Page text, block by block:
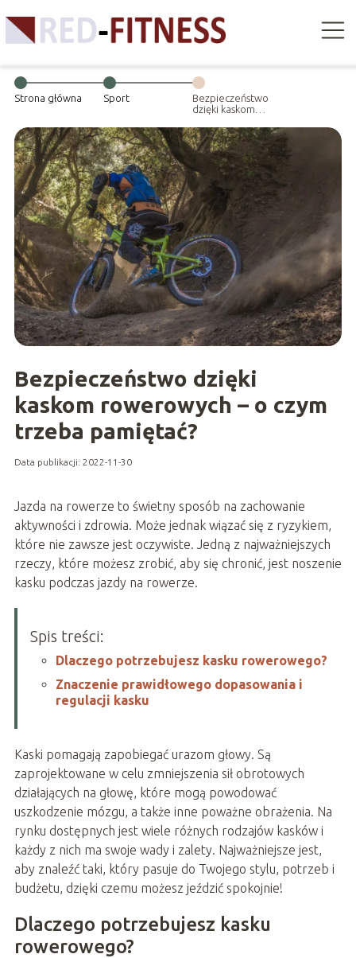
Strona główna Sport
Bezpieczeństwo
dzięki kaskom
czym trzeba
pamiętać?
Bezpieczeństwo dzięki
kaskom rowerowych – o czym
trzeba pamiętać?
Data publikacji: 2022-11-30
Jazda na rowerze to świetny sposób na zachowanie
aktywności i zdrowia. Może jednak wiązać się z ryzykiem,
które nie zawsze jest oczywiste. Jedną z najważniejszych
rzeczy, które możesz zrobić, aby się chronić, jest noszenie
kasku podczas jazdy na rowerze.
Spis treści:
Dlaczego potrzebujesz kasku rowerowego?
Znaczenie prawidłowego dopasowania i
regulacji kasku
Kaski pomagają zapobiegać urazom głowy. Są
zaprojektowane w celu zmniejszenia sił obrotowych
działających na głowę, które mogą powodować
uszkodzenie mózgu, a także inne poważne obrażenia. Na
rynku dostępnych jest wiele różnych rodzajów kasków i
każdy z nich ma swoje wady i zalety. Najważniejsze jest,
aby znaleźć taki, który pasuje do Twojego stylu, potrzeb i
budżetu, dzięki czemu możesz jeździć spokojnie!
Dlaczego potrzebujesz kasku
rowerowego?